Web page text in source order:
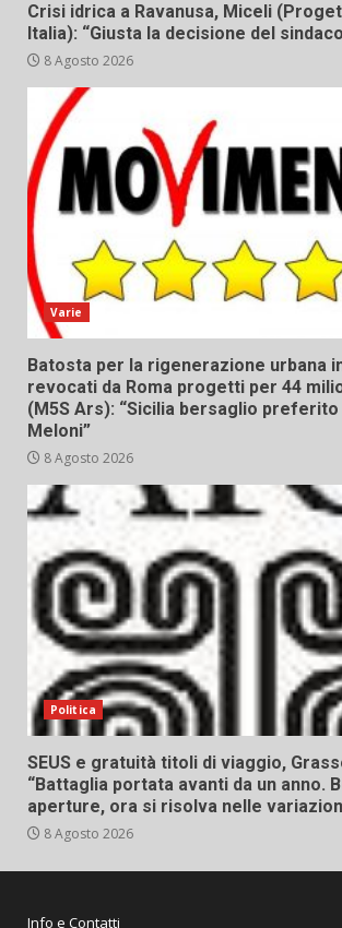
Crisi idrica a Ravanusa, Miceli
Italia): “Giusta la decisione del
8 Agosto 2026
Varie
Batosta per la rigenerazione urbana
revocati da Roma progetti per 44
(M5S Ars): “Sicilia bersaglio
Meloni”
8 Agosto 2026
Politica
SEUS e gratuità titoli di viaggio,
“Battaglia portata avanti da un anno.
aperture, ora si risolva nelle
8 Agosto 2026
Info e Contatti